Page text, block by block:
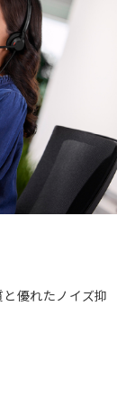
優れたノイズ抑